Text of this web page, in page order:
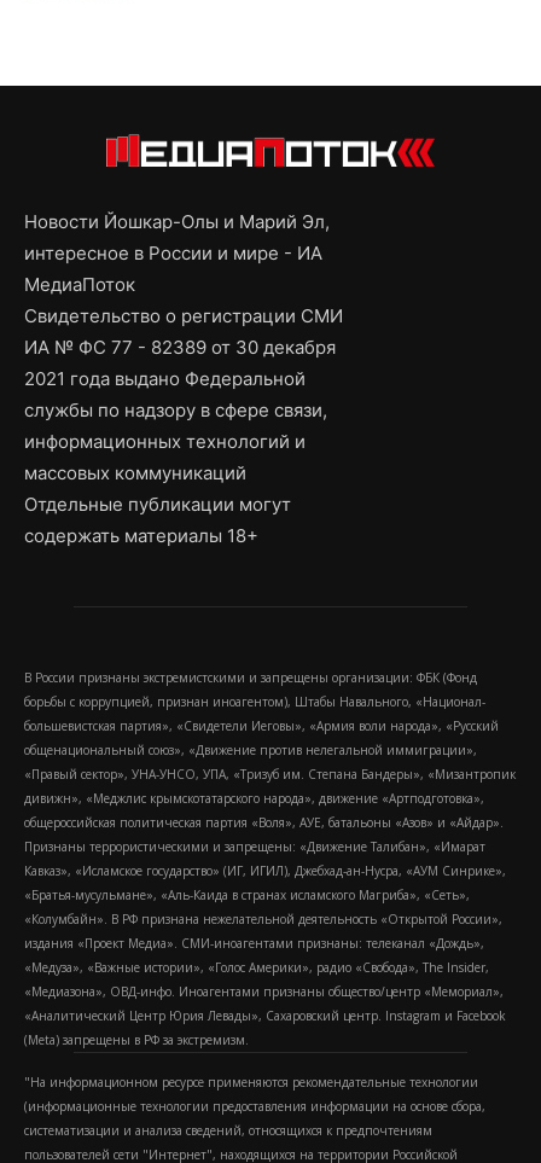
Новости Йошкар-Олы и Марий Эл,
интересное в России и мире - ИА
МедиаПоток
Свидетельство о регистрации СМИ
ИА № ФС 77 - 82389 от 30 декабря
2021 года выдано Федеральной
службы по надзору в сфере связи,
информационных технологий и
массовых коммуникаций
Отдельные публикации могут
содержать материалы 18+
В России признаны экстремистскими и запрещены организации: ФБК (Фонд
борьбы с коррупцией, признан иноагентом), Штабы Навального, «Национал-
большевистская партия», «Свидетели Иеговы», «Армия воли народа», «Русский
общенациональный союз», «Движение против нелегальной иммиграции»,
«Правый сектор», УНА-УНСО, УПА, «Тризуб им. Степана Бандеры», «Мизантропик
дивижн», «Меджлис крымскотатарского народа», движение «Артподготовка»,
общероссийская политическая партия «Воля», АУЕ, батальоны «Азов» и «Айдар».
Признаны террористическими и запрещены: «Движение Талибан», «Имарат
Кавказ», «Исламское государство» (ИГ, ИГИЛ), Джебхад-ан-Нусра, «АУМ Синрике»,
«Братья-мусульмане», «Аль-Каида в странах исламского Магриба», «Сеть»,
«Колумбайн». В РФ признана нежелательной деятельность «Открытой России»,
издания «Проект Медиа». СМИ-иноагентами признаны: телеканал «Дождь»,
«Медуза», «Важные истории», «Голос Америки», радио «Свобода», The Insider,
«Медиазона», ОВД-инфо. Иноагентами признаны общество/центр «Мемориал»,
«Аналитический Центр Юрия Левады», Сахаровский центр. Instagram и Facebook
(Metа) запрещены в РФ за экстремизм.
"На информационном ресурсе применяются рекомендательные технологии
(информационные технологии предоставления информации на основе сбора,
систематизации и анализа сведений, относящихся к предпочтениям
пользователей сети "Интернет", находящихся на территории Российской